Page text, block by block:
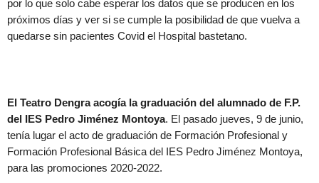
por lo que solo cabe esperar los datos que se producen en los
próximos días y ver si se cumple la posibilidad de que vuelva a
quedarse sin pacientes Covid el Hospital bastetano.
El Teatro Dengra acogía la graduación del alumnado de F.P.
del IES Pedro Jiménez Montoya. El pasado jueves, 9 de junio,
tenía lugar el acto de graduación de Formación Profesional y
Formación Profesional Básica del IES Pedro Jiménez Montoya,
para las promociones 2020-2022.